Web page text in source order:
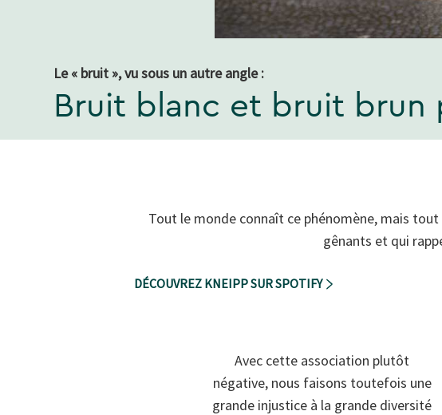
Le « bruit », vu sous un autre angle :
Bruit blanc et bruit
Tout le monde connaît ce phénomène, mais
gênants et qui
DÉCOUVREZ KNEIPP SUR SPOTIFY
Avec cette association plutôt
négative, nous faisons toutefois une
grande injustice à la grande diversité